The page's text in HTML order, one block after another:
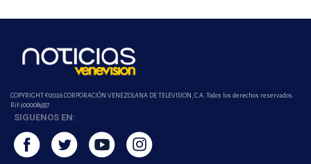
COPYRIGHT ©2026 CORPORACIÓN VENEZOLANA DE TELEVISION, C.A. Todos los derechos reservados.
Rif-j000089337
SIGUENOS EN: